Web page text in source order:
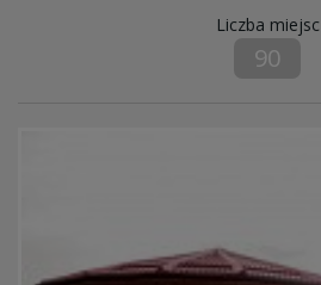
Liczba miejsc
90